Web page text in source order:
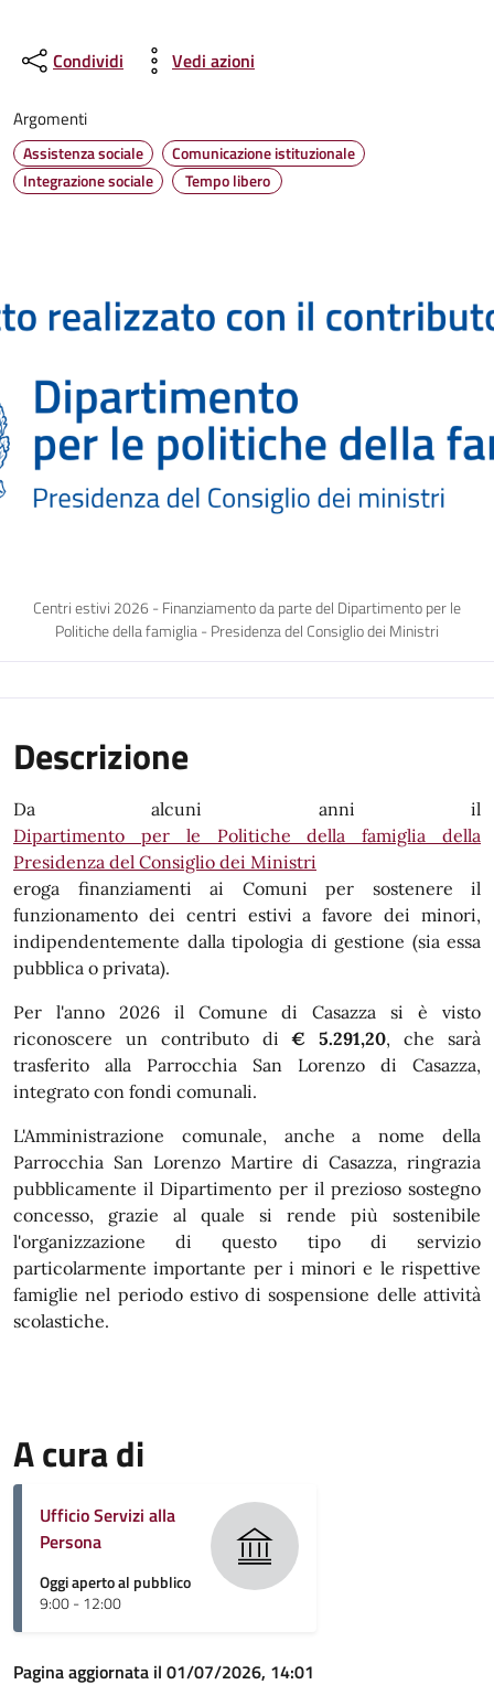
Condividi Vedi azioni
Argomenti
Assistenza sociale
Comunicazione istituzionale
Integrazione sociale
Tempo libero
Centri estivi 2026 - Finanziamento da parte del Dipartimento per le
Politiche della famiglia - Presidenza del Consiglio dei Ministri
Descrizione
Da alcuni anni il
Dipartimento per le Politiche della famiglia della
Presidenza del Consiglio dei Ministri
eroga finanziamenti ai Comuni per sostenere il
funzionamento dei centri estivi a favore dei minori,
indipendentemente dalla tipologia di gestione (sia essa
pubblica o privata).
Per l'anno 2026 il Comune di Casazza si è visto
riconoscere un contributo di€ 5.291,20, che sarà
trasferito alla Parrocchia San Lorenzo di Casazza,
integrato con fondi comunali.
L'Amministrazione comunale, anche a nome della
Parrocchia San Lorenzo Martire di Casazza, ringrazia
pubblicamente il Dipartimento per il prezioso sostegno
concesso, grazie al quale si rende più sostenibile
l'organizzazione di questo tipo di servizio
particolarmente importante per i minori e le rispettive
famiglie nel periodo estivo di sospensione delle attività
scolastiche.
A cura di
Ufficio Servizi alla
Persona
Oggi aperto al pubblico
9:00 - 12:00
Pagina aggiornata il 01/07/2026, 14:01